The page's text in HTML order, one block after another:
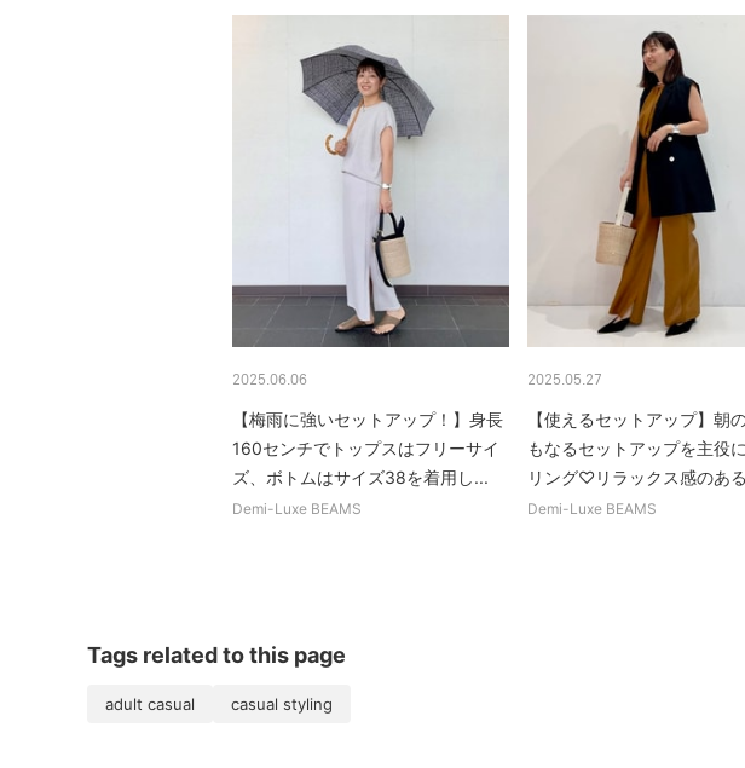
2025.06.06
【梅雨に強いセットアップ！】身長
160センチでトップスはフリーサイ
ズ、ボトムはサイズ38を着用し...
Demi-Luxe BEAMS
2025.05.27
【使えるセットアップ】朝
もなるセットアップを主役
リング♡リラックス感のあ
Demi-Luxe BEAMS
Tags related to this page
adult casual casual styling